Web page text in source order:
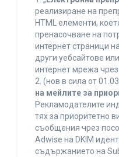
реализиране на
HTML елементи,
пренасочване на
интернет страници
други уебсайтове
интернет мрежа
2. (нов в сила от
на мейлите за
Рекламодателите
тях за приоритетно
съобщения чрез
Adwise на DKIM
съдържанието на